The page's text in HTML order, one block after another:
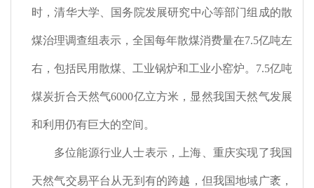
时，清华大学、国务院发展研究中心等部门组成的散
煤治理调查组表示，全国每年散煤消费量在7.5亿吨左
右，包括民用散煤、工业锅炉和工业小窑炉。 7.5亿吨
煤炭折合天然气6000亿立方米，显然我国天然气发展
和利用仍有巨大的空间。
多位能源行业人士表示，上海、重庆实现了我国
天然气交易平台从无到有的跨越，但我国地域广袤，